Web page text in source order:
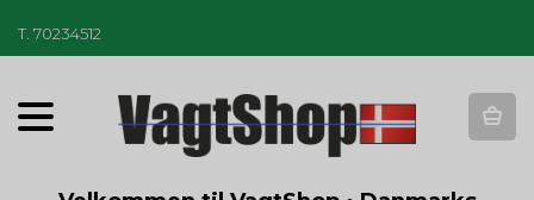
T 70234512
T
o